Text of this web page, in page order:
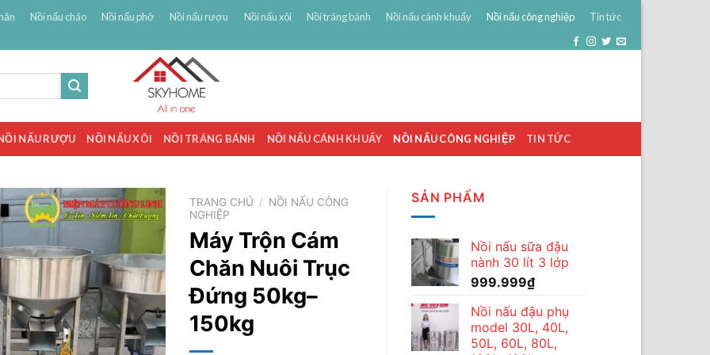
Nồi nấu cháo Nồi nấu phở Nồi nấu rượu Nồi nấu xôi Nồi tráng bánh Nồi nấu cánh khuấy Nồi nấu công nghiệp Tin tức
NẤU RƯỢU NỒI NẤU XÔI NỒI TRÁNG BÁNH NỒI NẤU CÁNH KHUẤY NỒI NẤU CÔNG NGHIỆP TIN TỨC
TRANG CHỦ / NỒI NẤU CÔNG
NGHIỆP
Máy Trộn Cám
Chăn Nuôi Trục
Đứng 50kg–
150kg
SẢN PHẨM
Nồi nấu sữa đậu
nành 30 lít 3 lớp
999.999₫
Nồi nấu đậu phụ
model 30L, 40L,
50L, 60L, 80L,